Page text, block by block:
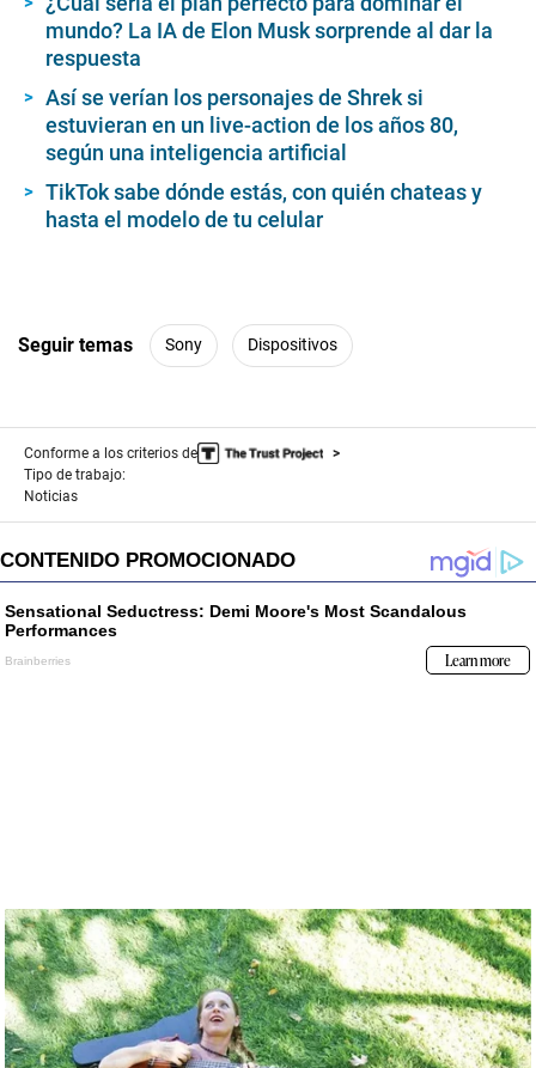
mundo? La IA de Elon Musk sorprende al dar la
respuesta
Así se verían los personajes de Shrek si
estuvieran en un live-action de los años 80,
según una inteligencia artificial
TikTok sabe dónde estás, con quién chateas y
hasta el modelo de tu celular
Seguir temas Sony Dispositivos
Conforme a los criterios de
Tipo de trabajo:
Noticias